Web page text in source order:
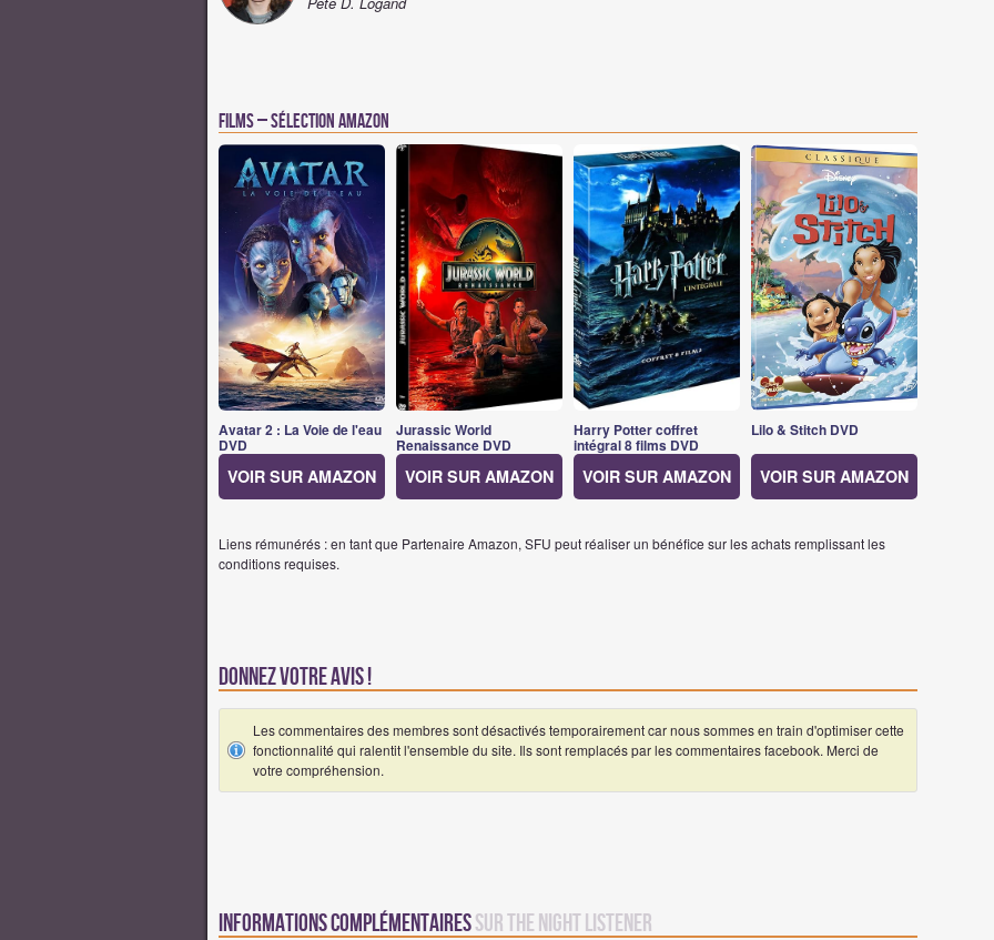
Films – Sélection Amazon
Avatar 2 : La Voie de l'eau
DVD
VOIR SUR AMAZON
Jurassic World
Renaissance DVD
VOIR SUR AMAZON
Harry Potter coffret
intégral 8 films DVD
VOIR SUR AMAZON
Lilo & Stitch DVD
VOIR SUR AMAZON
Liens rémunérés : en tant que Partenaire Amazon, SFU peut réaliser un bénéfice sur les achats remplissant les
conditions requises.
Donnez votre avis !
Les commentaires des membres sont désactivés temporairement car nous sommes en train d'optimiser cette
fonctionnalité qui ralentit l'ensemble du site. Ils sont remplacés par les commentaires facebook. Merci de
votre compréhension.
Informations complémentairessur The Night Listener